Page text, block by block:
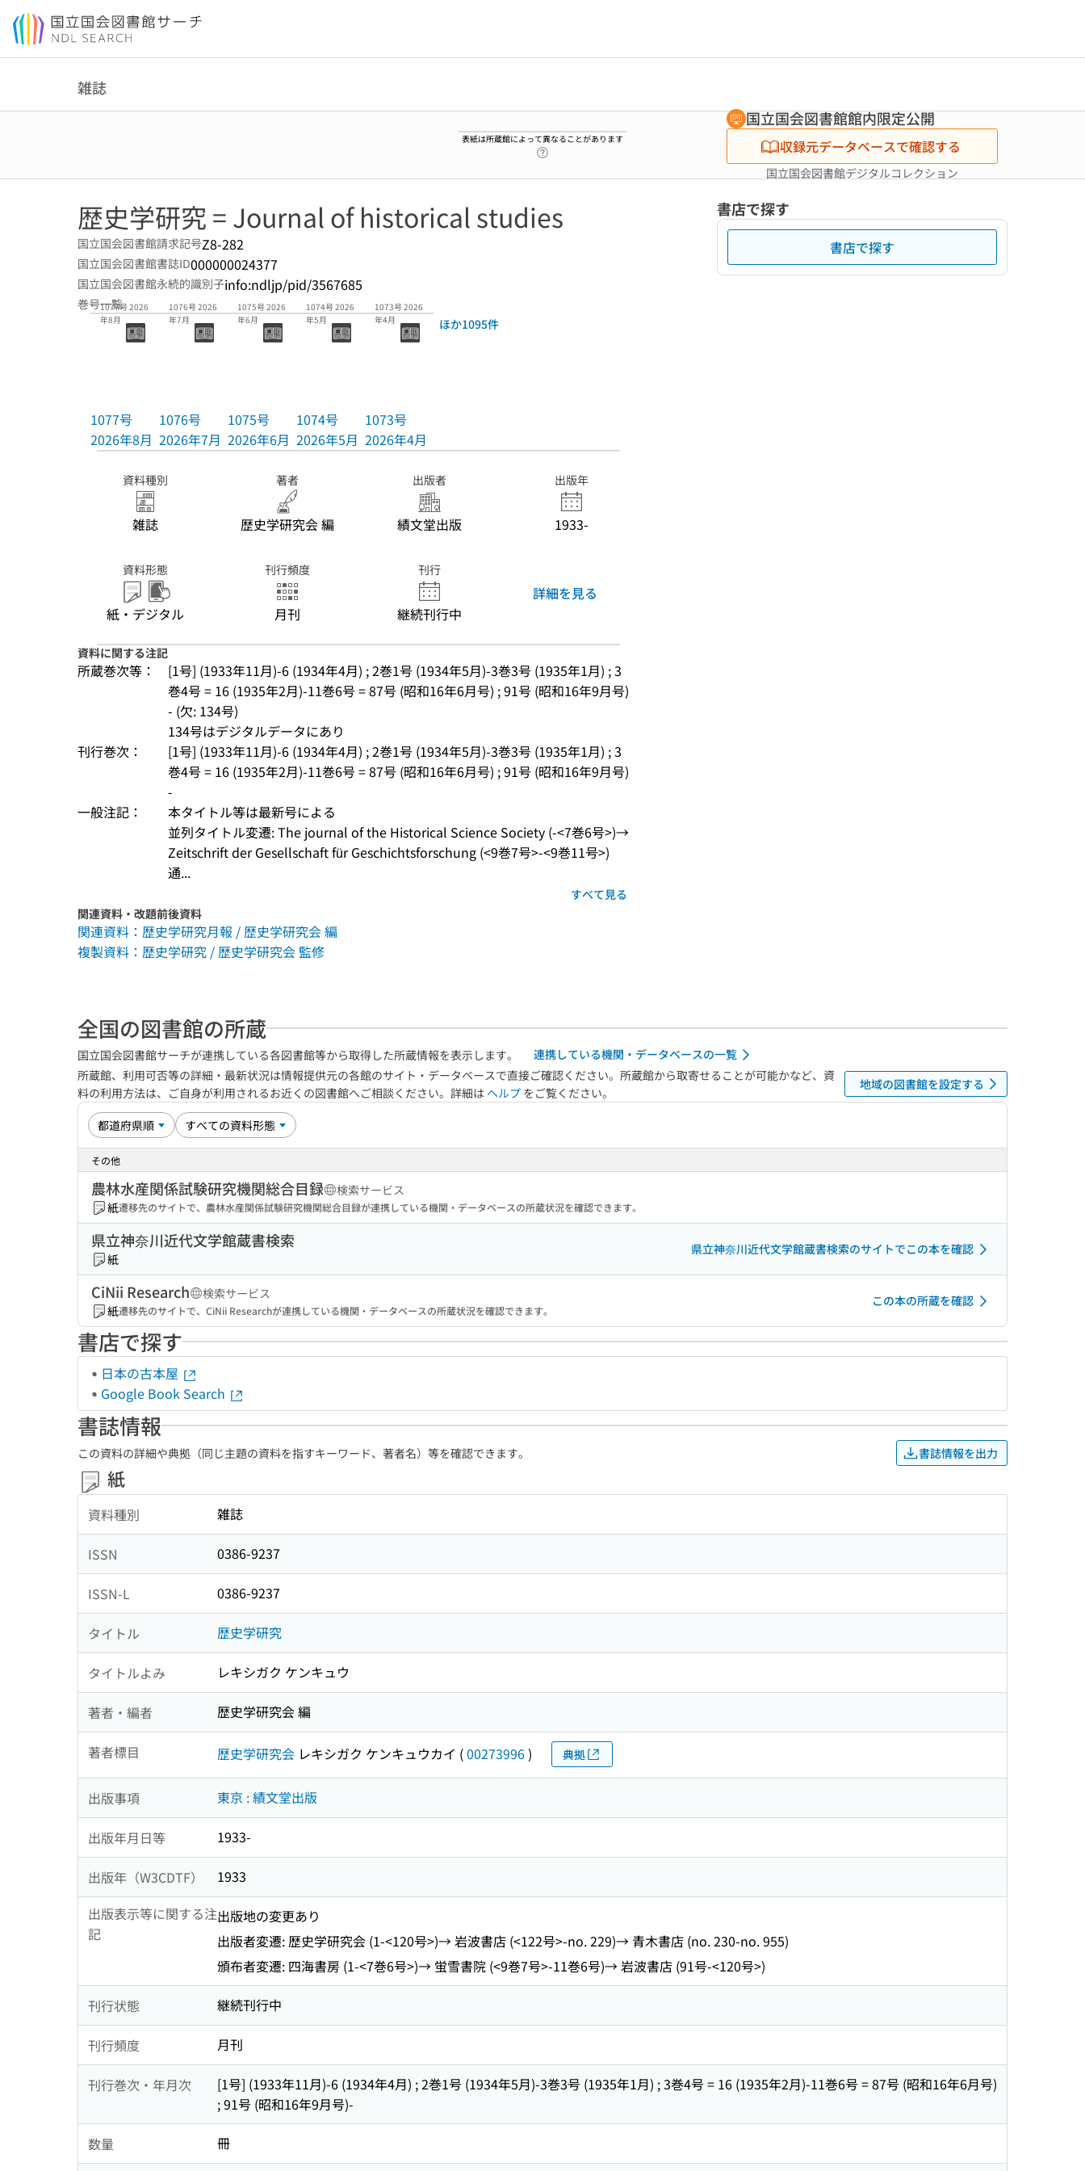
本文へ移動
雑誌
表紙は所蔵館によって異なることがあります
国立国会図書館館内限定公開
収録元データベースで確認する
国立国会図書館デジタルコレクション
歴史学研究 = Journal of historical studies
国立国会図書館請求記号Z8-282
国立国会図書館書誌ID000000024377
国立国会図書館永続的識別子info:ndljp/pid/3567685
巻号一覧1077号 2026
年8月
1077号
2026年8月
1076号 2026
年7月
1076号
2026年7月
1075号 2026
年6月
1075号
2026年6月
1074号 2026
年5月
1074号
2026年5月
1073号 2026
年4月
1073号
2026年4月
ほか1095件
資料種別
雑誌
著者
歴史学研究会 編
出版者
績文堂出版
出版年
1933-
資料形態
紙・デジタル
刊行頻度
月刊
刊行
継続刊行中
詳細を見る
資料に関する注記
所蔵巻次等：
[1号] (1933年11月)-6 (1934年4月) ; 2巻1号 (1934年5月)-3巻3号 (1935年1月) ; 3
巻4号 = 16 (1935年2月)-11巻6号 = 87号 (昭和16年6月号) ; 91号 (昭和16年9月号)
- (欠: 134号)
134号はデジタルデータにあり
刊行巻次：
[1号] (1933年11月)-6 (1934年4月) ; 2巻1号 (1934年5月)-3巻3号 (1935年1月) ; 3
巻4号 = 16 (1935年2月)-11巻6号 = 87号 (昭和16年6月号) ; 91号 (昭和16年9月号)
-
一般注記：
本タイトル等は最新号による
並列タイトル変遷: The journal of the Historical Science Society (-<7巻6号>)→
Zeitschrift der Gesellschaft für Geschichtsforschung (<9巻7号>-<9巻11号>)
通...
すべて見る
関連資料・改題前後資料
関連資料：歴史学研究月報 / 歴史学研究会 編
複製資料：歴史学研究 / 歴史学研究会 監修
書店で探す
書店で探す
全国の図書館の所蔵
国立国会図書館サーチが連携している各図書館等から取得した所蔵情報を表示します。
連携している機関・データベースの一覧
所蔵館、利用可否等の詳細・最新状況は情報提供元の各館のサイト・データベースで直接ご確認ください。所蔵館から取寄せることが可能かなど、資
料の利用方法は、ご自身が利用されるお近くの図書館へご相談ください。詳細は ヘルプ をご覧ください。
地域の図書館を設定する
その他
農林水産関係試験研究機関総合目録
検索サービス
紙遷移先のサイトで、農林水産関係試験研究機関総合目録が連携している機関・データベースの所蔵状況を確認できます。
県立神奈川近代文学館蔵書検索
紙
県立神奈川近代文学館蔵書検索のサイトでこの本を確認
CiNii Research
検索サービス
紙遷移先のサイトで、CiNii Researchが連携している機関・データベースの所蔵状況を確認できます。
この本の所蔵を確認
書店で探す
日本の古本屋
Google Book Search
書誌情報
この資料の詳細や典拠（同じ主題の資料を指すキーワード、著者名）等を確認できます。 書誌情報を出力
紙
資料種別 雑誌
ISSN 0386-9237
ISSN-L 0386-9237
タイトル 歴史学研究
タイトルよみ レキシガク ケンキュウ
著者・編者 歴史学研究会 編
著者標目 歴史学研究会 レキシガク ケンキュウカイ (00273996) 典拠
出版事項 東京 : 績文堂出版
出版年月日等 1933-
出版年（W3CDTF）
1933
出版表示等に関する注
記
出版地の変更あり
出版者変遷: 歴史学研究会 (1-<120号>)→ 岩波書店 (<122号>-no. 229)→ 青木書店 (no. 230-no. 955)
頒布者変遷: 四海書房 (1-<7巻6号>)→ 蛍雪書院 (<9巻7号>-11巻6号)→ 岩波書店 (91号-<120号>)
刊行状態 継続刊行中
刊行頻度 月刊
刊行巻次・年月次
[1号] (1933年11月)-6 (1934年4月) ; 2巻1号 (1934年5月)-3巻3号 (1935年1月) ; 3巻4号 = 16 (1935年2月)-11巻6号 = 87号 (昭和16年6月号)
; 91号 (昭和16年9月号)-
数量 冊